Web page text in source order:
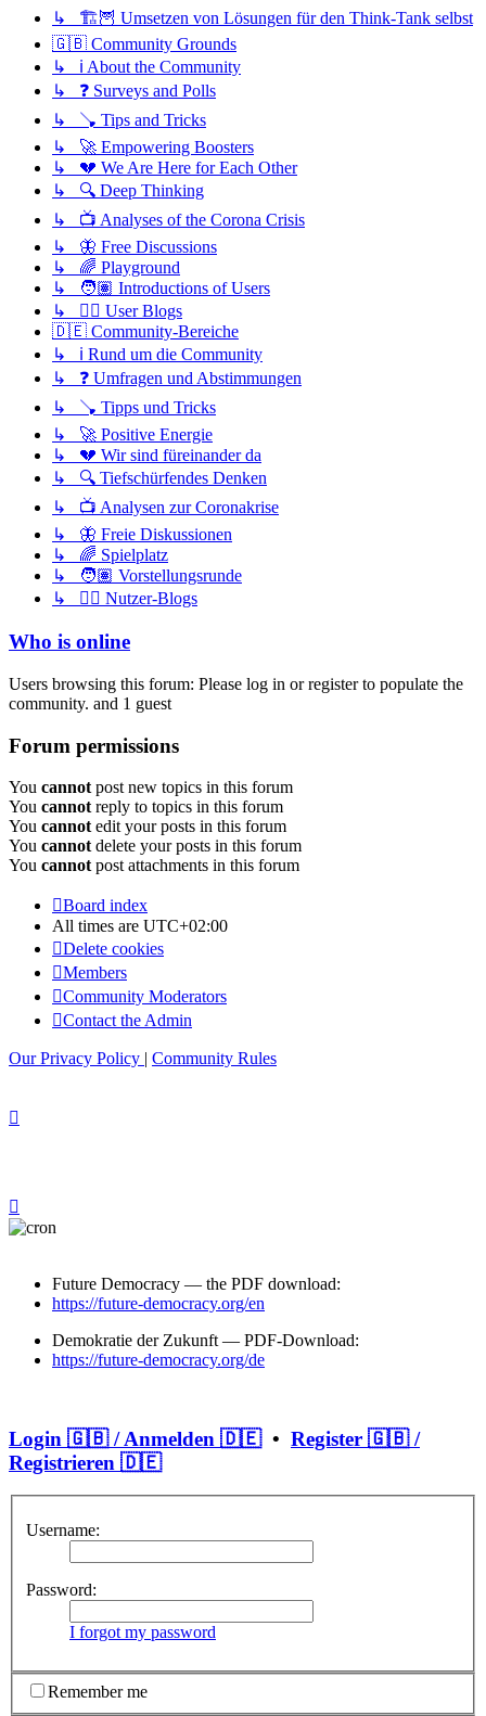
↳ 🏗️🦉 Umsetzen von Lösungen für den Think-Tank selbst
🇬🇧 Community Grounds
↳ ℹ️ About the Community
↳ ❓ Surveys and Polls
↳ 🪠 Tips and Tricks
↳ 🚀 Empowering Boosters
↳ 💔 We Are Here for Each Other
↳ 🔍 Deep Thinking
↳ 📺 Analyses of the Corona Crisis
↳ 🦋 Free Discussions
↳ 🌈 Playground
↳ 🧑🏽 Introductions of Users
↳ ✍🏽 User Blogs
🇩🇪 Community-Bereiche
↳ ℹ️ Rund um die Community
↳ ❓ Umfragen und Abstimmungen
↳ 🪠 Tipps und Tricks
↳ 🚀 Positive Energie
↳ 💔 Wir sind füreinander da
↳ 🔍 Tiefschürfendes Denken
↳ 📺 Analysen zur Coronakrise
↳ 🦋 Freie Diskussionen
↳ 🌈 Spielplatz
↳ 🧑🏽 Vorstellungsrunde
↳ ✍🏽 Nutzer-Blogs
Who is online
Users browsing this forum: Please log in or register to populate the
community. and 1 guest
Forum permissions
You cannot post new topics in this forum
You cannot reply to topics in this forum
You cannot edit your posts in this forum
You cannot delete your posts in this forum
You cannot post attachments in this forum
Board index
All times are UTC+02:00
Delete cookies
Members
Community Moderators
Contact the Admin
Our Privacy Policy | Community Rules
Future Democracy — the PDF download:
https://future-democracy.org/en
Demokratie der Zukunft — PDF-Download:
https://future-democracy.org/de
Login 🇬🇧 / Anmelden 🇩🇪• Register 🇬🇧 /
Registrieren 🇩🇪
Username:
Password:
I forgot my password
Remember me